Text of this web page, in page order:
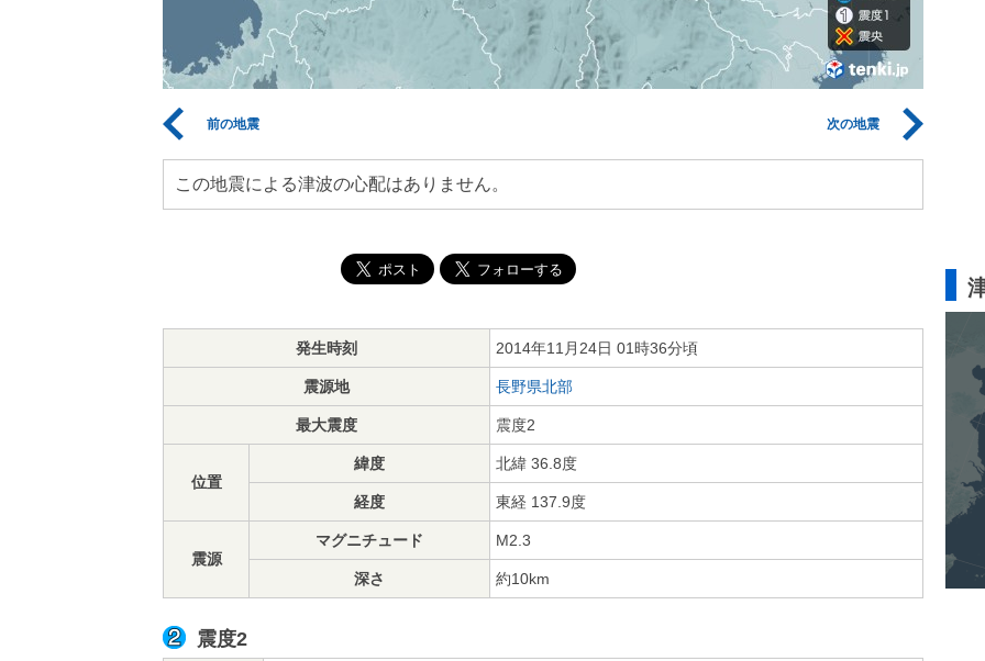
前の地震 次の地震
この地震による津波の心配はありません。
発生時刻 2014年11月24日 01時36分頃
震源地 長野県北部
最大震度 震度2
位置
緯度 北緯 36.8度
経度 東経 137.9度
震源
マグニチュード M2.3
深さ 約10km
震度2